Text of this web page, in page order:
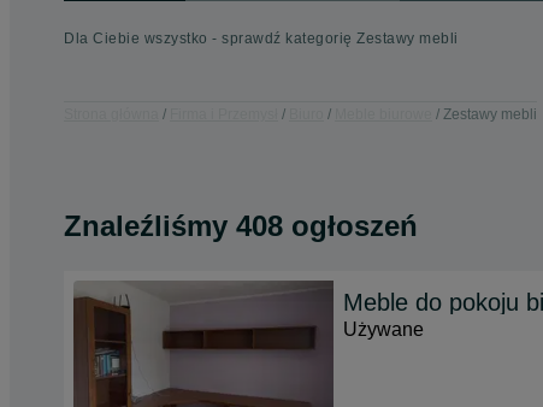
Dla Ciebie wszystko - sprawdź kategorię Zestawy mebli
Zestawy mebli
Znaleźliśmy 408 ogłoszeń
Meble do pokoju
Używane